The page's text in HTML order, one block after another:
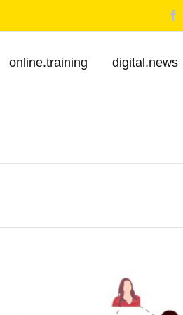
online.training digital.news